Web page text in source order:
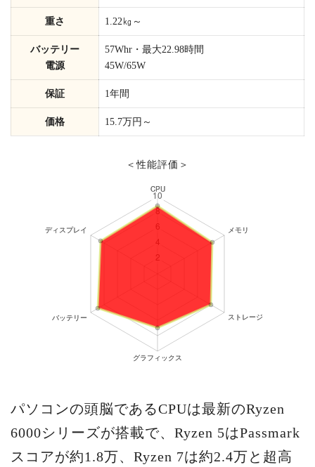
重さ 1.22㎏～
バッテリー
電源
57Whr・最大22.98時間
45W/65W
保証 1年間
価格 15.7万円～
＜性能評価＞
パソコンの頭脳であるCPUは最新のRyzen
6000シリーズが搭載で、Ryzen 5はPassmark
スコアが約1.8万、Ryzen 7は約2.4万と超高